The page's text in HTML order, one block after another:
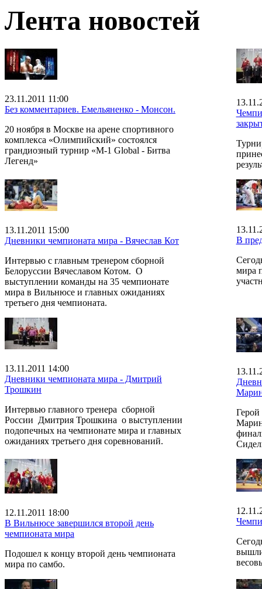
Лента новостей
23.11.2011 11:00
Без комментариев. Емельяненко - Монсон.
20 ноября в Москве на арене спортивного
комплекса «Олимпийский» состоялся
грандиозный турнир «M-1 Global - Битва
Легенд»
13.11.2011 15:00
Дневники чемпионата мира - Вячеслав Кот
Интервью с главным тренером сборной
Белоруссии Вячеславом Котом. О
выступлении команды на 35 чемпионате
мира в Вильнюсе и главных ожиданиях
третьего дня чемпионата.
В
мира
13.11.2011 14:00
Дневники чемпионата мира - Дмитрий
Трошкин
Интервью главного тренера сборной
России Дмитрия Трошкина о выступлении
подопечных на чемпионате мира и главных
ожиданиях третьего дня соревнований.
Герой
12.11.2011 18:00
В Вильнюсе завершился второй день
чемпионата мира
Подошел к концу второй день чемпионата
мира по самбо.